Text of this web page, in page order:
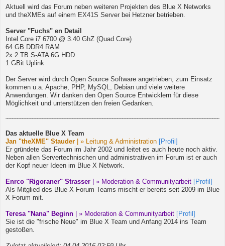
Aktuell wird das Forum neben weiteren Projekten des Blue X Networks
und theXMEs auf einem EX41S Server bei Hetzner betrieben.
Server "Fuchs" en Detail
Intel Core i7 6700 @ 3.40 GhZ (Quad Core)
64 GB DDR4 RAM
2x 2 TB S-ATA 6G HDD
1 GBit Uplink
Der Server wird durch Open Source Software angetrieben, zum Einsatz
kommen u.a. Apache, PHP, MySQL, Debian und viele weitere
Anwendungen. Wir danken den Open Source Entwicklern für diese
Möglichkeit und unterstützen den freien Gedanken.
Das aktuelle Blue X Team
Jan "theXME" Stauder | » Leitung & Administration
[Profil]
Er gründete das Forum im Jahr 2002 und leitet es auch heute noch aktiv.
Neben allen Servertechnischen und administrativen im Forum ist er auch
der Kopf neuer Ideen im Blue X Network.
Enrco "Rigoraner" Strasser | » Moderation & Communityarbeit
[Profil]
Als Mitglied des Blue X Forum Teams mischt er bereits seit 2009 im Blue
X Forum mit.
Teresa "Nana" Beginn | » Moderation & Communityarbeit
[Profil]
Sie ist die "frische Neue" im Blue X Team und Anfang 2014 ins Team
gestoßen.